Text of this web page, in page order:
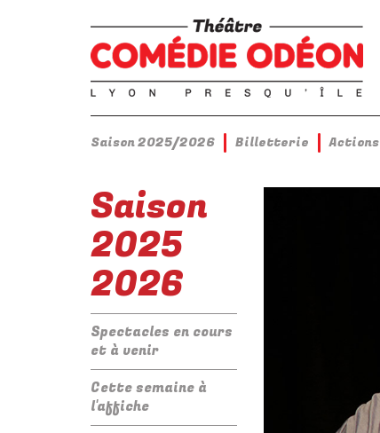
Saison 2025/2026 Billetterie
Saison
2025
2026
Spectacles en cours
et à venir
Cette semaine à
l'affiche